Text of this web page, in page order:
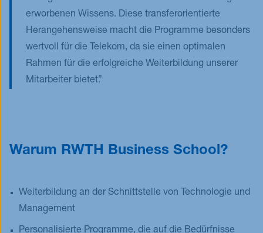
erworbenen Wissens. Diese transferorientierte
Herangehensweise macht die Programme besonders
wertvoll für die Telekom, da sie einen optimalen
Rahmen für die erfolgreiche Weiterbildung unserer
Mitarbeiter bietet.
Warum RWTH Business School?
Weiterbildung an der Schnittstelle von Technologie und
Management
Personalisierte Programme, die auf die Bedürfnisse